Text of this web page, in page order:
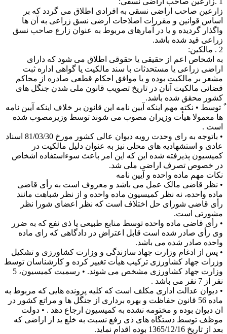
زارعین صاحب اراضی نسقی به افرادی اطلاق می گردد که بر
اساس قوانین و مقررات اصلاحات ارضی نسق زراعی به آن ها
واگذار گردیده و یا در آمارهای مربوط به عنوان زارع صاحب نسق
زراعی قید شده باشد.
2 . مالکین:
به اشخاص اعم از حقیقی یا حقوقی اطلاق می شود که دارای
اراضی زراعی یا مستحدثات با سند مالکیت یا گواهی اداره ثبت
مشعر بر مالکیت بوده و یا موافق احکام قطعی صادره از محاکم
قضائی مالکیت آنان در تاریخ تصویب قانون ملی شدن جنگل های
کشور محقق شده باشد.
ٌ توسط • نکته مهم اینکه آیین نامه این قانون بر خلاف اینکه آیین نامه
ها معمولا هیأت وزیران مصوب می شوند توسط وزیرمصوب شده
است .
• باتوجه به رای وحدت رویه دیوان عالی کشور مورخ 81/03/30 اسناد
عادی و استشهادیه های محلی نیز به عنوان دلیل مالکیت در
کمیسیون پذیرفته شده این که این امر باعث سوءاستفاده اشخاص
در خصوص تصرف اراضی ملی شد.
نکات مهم ماده واحده و آیین نامه
• نظر قاضی مالک عمل می باشد و معروف است به رأی قاضی
ماده واحده، نه نظر کمیسیون ماده واحده و از نظر شباهت مانند
رأی قاضی شورای حل اختلاف است که نظر اعضای شورا نظر
مشورتی است.
• رأی قاضی ماده واحده توسط منابع طبیعی یا ذی نفع که به ضرر
وی رأی صادر شده است قابل اعتراض در دادگاهی که رای ماده
واحده صادر شده می باشد.
• پس از ادغام وزارت جهاد سازندگی و وزارت کشاورزی و تشکیل
وزرات جهاد کشاورزی ترکیب هیأت تغییر کرده و کارشناسان توسط
وزارت جهاد کشاورزی مشخص می شوند. • رسمیت کمیسیون، 5
نفر از 7 نفر می باشد .
• دیوان عدالت اداری مکلف است که کلیه پرونده هایی که مربوط به
ماده 56 قانون حفاظت و بهره برداری از جنگل ها و مراتع کشور در
ان دیوان بوده و مختومه نشده به کمیسیون ارجاع دهد . • دولت
موظف توسط دستگاه های ذی رفع نسبت به خلع ید از اراضی که
بعد از تاریخ 1365/12/16 بوده اقدام نماید.